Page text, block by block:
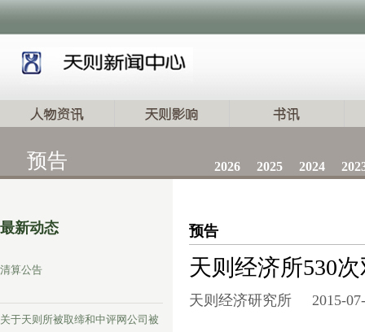
预告 2026 2025 2024
最新动态
清算公告
关于天则所被取缔和中评网公司被
预告
天则经济所530
天则经济研究所 2015-